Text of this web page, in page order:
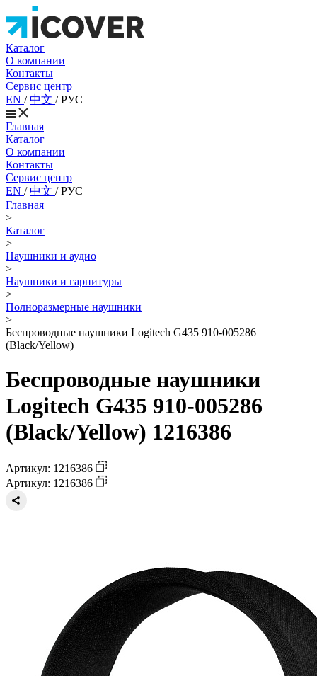
Каталог
О компании
Контакты
Сервис центр
EN /中文 /РУС
Главная
Каталог
О компании
Контакты
Сервис центр
EN /中文 /РУС
Главная
>
Каталог
>
Наушники и аудио
>
Наушники и гарнитуры
>
Полноразмерные наушники
>
Беспроводные наушники Logitech G435 910-005286
(Black/Yellow)
Беспроводные наушники
Logitech G435 910-005286
(Black/Yellow) 1216386
Артикул: 1216386
Артикул: 1216386